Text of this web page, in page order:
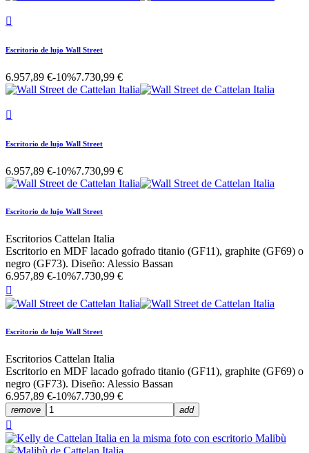

Escritorio de lujo Wall Street
6.957,89 €-10%7.730,99 €

Escritorio de lujo Wall Street
6.957,89 €-10%7.730,99 €
Escritorio de lujo Wall Street
Escritorios Cattelan Italia
Escritorio en MDF lacado gofrado titanio (GF11), graphite (GF69) o
negro (GF73). Diseño: Alessio Bassan
6.957,89 €-10%7.730,99 €

Escritorio de lujo Wall Street
Escritorios Cattelan Italia
Escritorio en MDF lacado gofrado titanio (GF11), graphite (GF69) o
negro (GF73). Diseño: Alessio Bassan
6.957,89 €-10%7.730,99 €
remove add
